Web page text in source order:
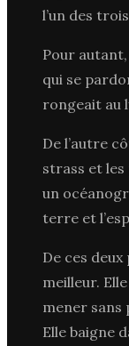
l’un des
Pour autant,
qui se
rongeait au
De l’autre
strass et
un
terre et
De ces
meilleur.
mener sans
Elle baigne